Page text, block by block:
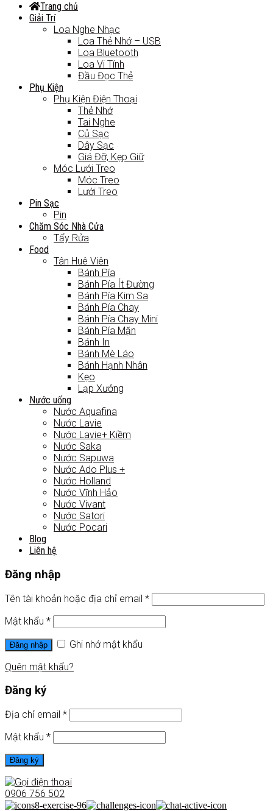
Trang chủ
Giải Trí
Loa Nghe Nhạc
Loa Thẻ Nhớ – USB
Loa Bluetooth
Loa Vi Tính
Đầu Đọc Thẻ
Phụ Kiện
Phụ Kiện Điện Thoại
Thẻ Nhớ
Tai Nghe
Củ Sạc
Dây Sạc
Giá Đỡ, Kẹp Giữ
Móc Lưới Treo
Móc Treo
Lưới Treo
Pin Sạc
Pin
Chăm Sóc Nhà Cửa
Tẩy Rửa
Food
Tân Huê Viên
Bánh Pía
Bánh Pía Ít Đường
Bánh Pía Kim Sa
Bánh Pía Chay
Bánh Pía Chay Mini
Bánh Pía Mặn
Bánh In
Bánh Mè Láo
Bánh Hạnh Nhân
Kẹo
Lạp Xưởng
Nước uống
Nước Aquafina
Nước Lavie
Nước Lavie+ Kiềm
Nước Saka
Nước Sapuwa
Nước Ado Plus +
Nước Holland
Nước Vĩnh Hảo
Nước Vivant
Nước Satori
Nước Pocari
Blog
Liên hệ
Đăng nhập
Tên tài khoản hoặc địa chỉ email *
Mật khẩu *
Đăng nhập
Ghi nhớ mật khẩu
Quên mật khẩu?
Đăng ký
Địa chỉ email *
Mật khẩu *
Đăng ký
0906 756 502